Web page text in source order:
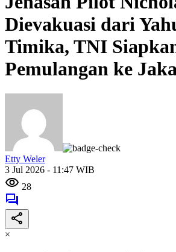
Dievakuasi dari
Timika, TNI
Pemulangan ke
Etty Weler
3 Jul 2026 - 11:47 WIB
28
×